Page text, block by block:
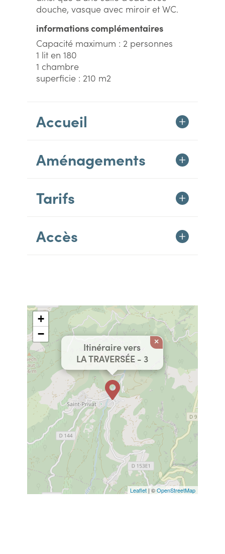
douche, vasque avec miroir et WC.
informations complémentaires
Capacité maximum : 2 personnes
1 lit en 180
1 chambre
superficie : 210 m2
Accueil
Aménagements
Tarifs
Accès
Itinéraire vers
LA TRAVERSÉE - 3
×
+
−
Leaflet | ©OpenStreetMap